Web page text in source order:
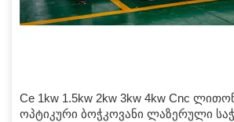
Ce 1kw 1.5kw 2kw 3kw 4kw Cnc
ოპტიკური ბოჭკოვანი ლაზერული